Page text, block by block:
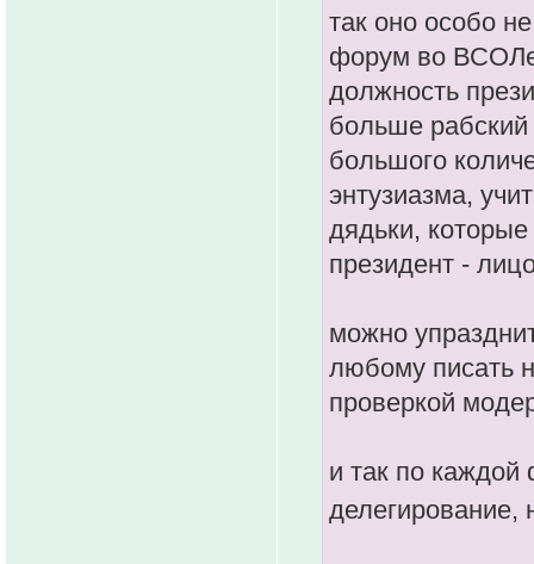
так оно особо
форум во
должность
больше рабский
большого
энтузиазма,
дядьки,
президент -
можно
любому писать
проверкой
и так по каждой
делегирование,